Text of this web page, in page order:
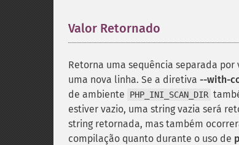
Valor Retornado
Retorna uma sequência separada
uma nova linha. Se a diretiva --with-
de ambiente
PHP_INI_SCAN_DIR
estiver vazio, uma string vazia será
string retornada, mas também
compilação quanto durante o uso de